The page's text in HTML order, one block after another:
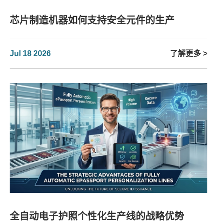
芯片制造机器如何支持安全元件的生产
Jul 18 2026 了解更多 >
全自动电子护照个性化生产线的战略优势